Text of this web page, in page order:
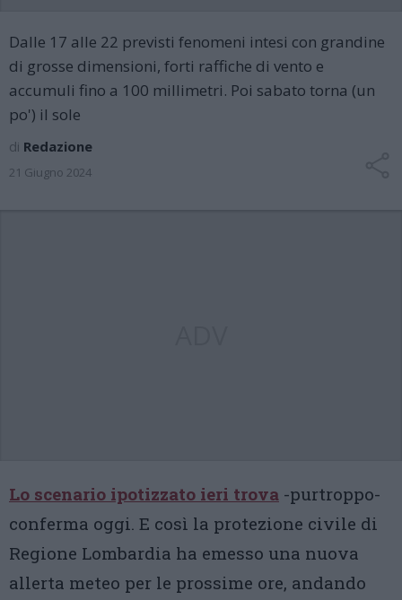
Dalle 17 alle 22 previsti fenomeni intesi con grandine
di grosse dimensioni, forti raffiche di vento e
accumuli fino a 100 millimetri. Poi sabato torna (un
po') il sole
di Redazione
21 Giugno 2024
Lo scenario ipotizzato ieri trova -purtroppo-
conferma oggi. E così la protezione civile di
Regione Lombardia ha emesso una nuova
allerta meteo per le prossime ore, andando